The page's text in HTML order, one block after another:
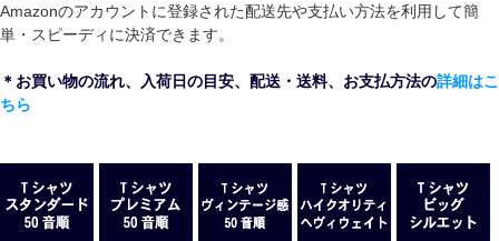
Amazonのアカウントに登録された配送先や支払い方法を利用して簡
単・スピーディに決済できます。
＊お買い物の流れ、入荷日の目安、配送・送料、お支払方法の詳細はこ
ちら